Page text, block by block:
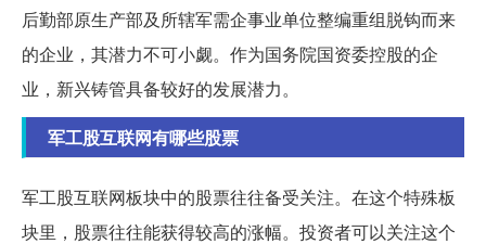
后勤部原生产部及所辖军需企事业单位整编重组脱钩而来
的企业，其潜力不可小觑。作为国务院国资委控股的企
业，新兴铸管具备较好的发展潜力。
军工股互联网有哪些股票
军工股互联网板块中的股票往往备受关注。在这个特殊板
块里，股票往往能获得较高的涨幅。投资者可以关注这个